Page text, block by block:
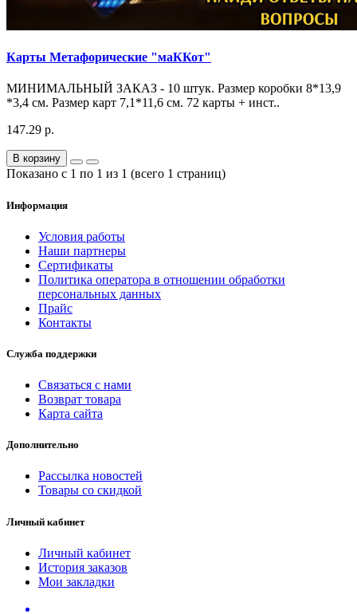
Карты Метафорические "маККот"
МИНИМАЛЬНЫЙ ЗАКАЗ - 10 штук. Размер коробки 8*13,9
*3,4 см. Размер карт 7,1*11,6 см. 72 карты + инст..
147.29 р.
В корзину
Показано с 1 по 1 из 1 (всего 1 страниц)
Информация
Условия работы
Наши партнеры
Сертификаты
Политика оператора в отношении обработки
персональных данных
Прайс
Контакты
Служба поддержки
Связаться с нами
Возврат товара
Карта сайта
Дополнительно
Рассылка новостей
Товары со скидкой
Личный кабинет
Личный кабинет
История заказов
Мои закладки